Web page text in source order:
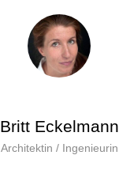
Britt Eckelmann
Architektin / Ingenieurin